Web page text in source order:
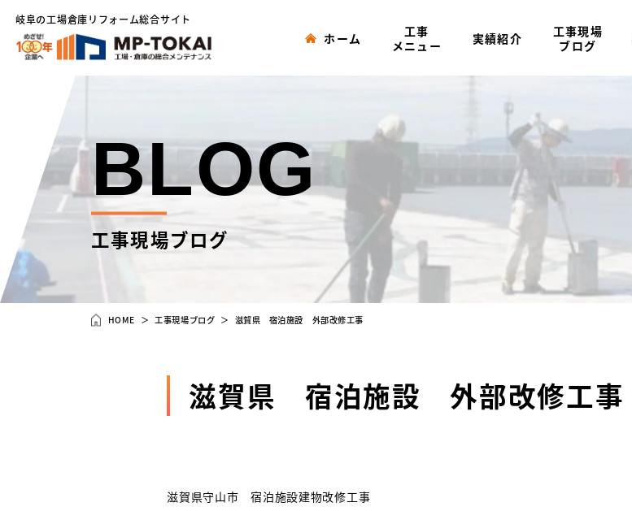
岐阜の工場倉庫リフォーム総合サイト
ホーム
工事
メニュー
実績紹介
工事現場
ブログ
BLOG
工事現場ブログ
HOME 工事現場ブログ 滋賀県 宿泊施設 外部改修工事
滋賀県 宿泊施設 外部改修工事
滋賀県守山市 宿泊施設建物改修工事